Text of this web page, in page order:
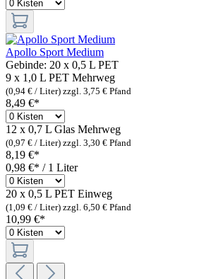
Apollo Sport Medium
Gebinde: 20 x 0,5 L PET
9 x 1,0 L PET Mehrweg
(0,94 € / Liter) zzgl. 3,75 € Pfand
8,49 €*
12 x 0,7 L Glas Mehrweg
(0,97 € / Liter) zzgl. 3,30 € Pfand
8,19 €*
0,98 €* / 1 Liter
20 x 0,5 L PET Einweg
(1,09 € / Liter) zzgl. 6,50 € Pfand
10,99 €*